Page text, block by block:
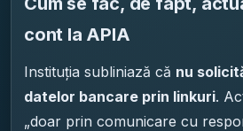
cont la APIA
Instituția subliniază că nu
datelor bancare prin linkuri.
„doar prin comunicare cu